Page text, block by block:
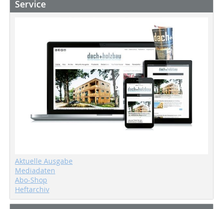
Service
Aktuelle Ausgabe
Mediadaten
Abo-Shop
Heftarchiv